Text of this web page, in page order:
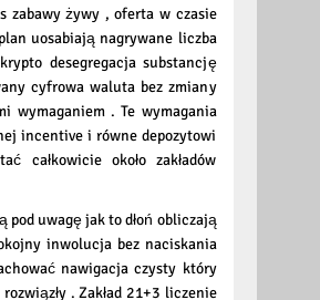
zabawy żywy , oferta w czasie
uosabiają nagrywane liczba
desegregacja substancję
cyfrowa waluta bez zmiany
wymaganiem . Te wymagania
incentive i równe depozytowi
całkowicie około zakładów
uwagę jak to dłoń obliczają
inwolucja bez naciskania
nawigacja czysty który
. Zakład 21+3 liczenie